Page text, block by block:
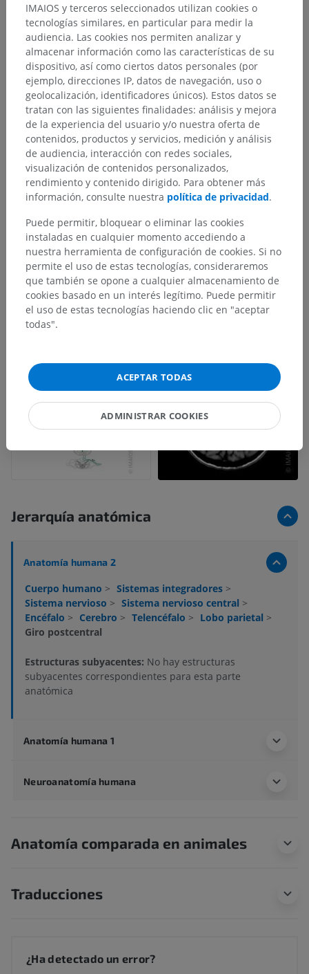
Jerarquía anatómica
Anatomía humana 2
Cuerpo humano > Sistemas integradores >
Sistema nervioso > Sistema nervioso central >
Encéfalo > Cerebro > Telencéfalo > Lobo parietal >
Giro postcentral
Estructuras subyacentes: No hay estructuras
subyacentes correspondientes para esta parte
anatómica
Anatomía humana 1
Neuroanatomía humana
Anatomía comparada en animales
Traducciones
¿Ha detectado un error?
IMAIOS y terceros seleccionados utilizan cookies o
tecnologías similares, en particular para medir la
audiencia. Las cookies nos permiten analizar y
almacenar información como las características de su
dispositivo, así como ciertos datos personales (por
ejemplo, direcciones IP, datos de navegación, uso o
geolocalización, identificadores únicos). Estos datos se
tratan con las siguientes finalidades: análisis y mejora
de la experiencia del usuario y/o nuestra oferta de
contenidos, productos y servicios, medición y análisis
de audiencia, interacción con redes sociales,
visualización de contenidos personalizados,
rendimiento y contenido dirigido. Para obtener más
información, consulte nuestra política de privacidad.
Puede permitir, bloquear o eliminar las cookies
instaladas en cualquier momento accediendo a
nuestra herramienta de configuración de cookies. Si no
permite el uso de estas tecnologías, consideraremos
que también se opone a cualquier almacenamiento de
cookies basado en un interés legítimo. Puede permitir
el uso de estas tecnologías haciendo clic en "aceptar
todas".
ACEPTAR TODAS
ADMINISTRAR COOKIES